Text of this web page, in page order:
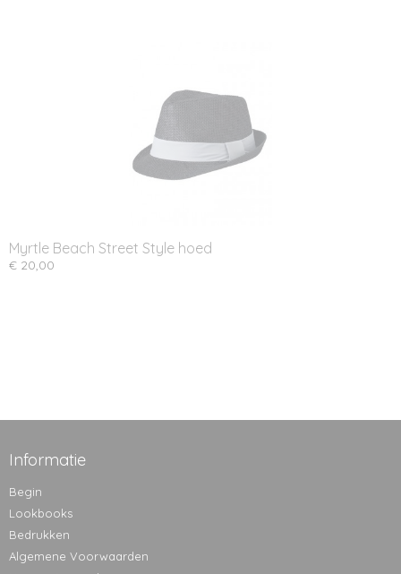
Myrtle Beach Street Style hoed
€ 20,00
Informatie
Begin
Lookbooks
Bedrukken
Algemene Voorwaarden